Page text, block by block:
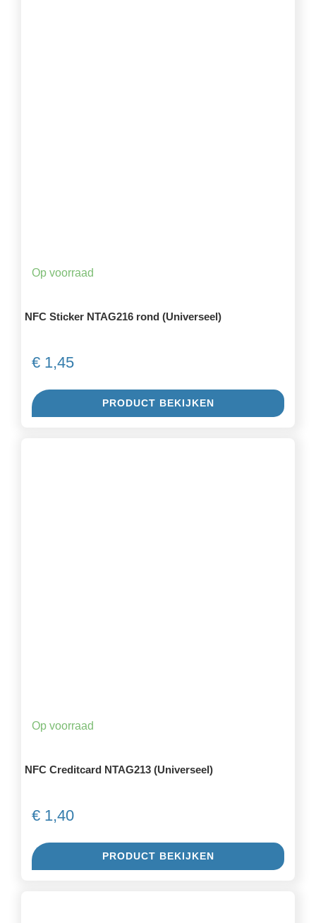
Op voorraad
NFC Sticker NTAG216 rond (Universeel)
€1,45
PRODUCT BEKIJKEN
Op voorraad
NFC Creditcard NTAG213 (Universeel)
€1,40
PRODUCT BEKIJKEN